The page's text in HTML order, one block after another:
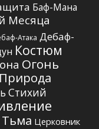
Баф-Мана
Месяца
Атака Дебаф-
Костюм
Огонь
Природа
Стихий
Тьма Церковник